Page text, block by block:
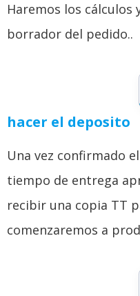
Haremos los cálculos
borrador del pedido..
hacer el deposito
Una vez confirmado
tiempo de entrega
recibir una copia TT
comenzaremos a